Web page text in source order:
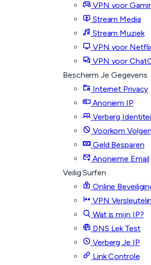
VPN voor
Stream Media
Stream Muziek
VPN voor
VPN voor
Bescherm Je Gegevens
Internet Privacy
Anoniem IP
Verberg
Voorkom Volgen
Geld Besparen
Anonieme Email
Veilig Surfen
Online
VPN
Wat is mijn IP?
DNS Lek Test
Verberg Je IP
Link Controle